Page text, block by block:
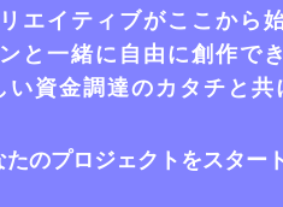
エイティブがここから
と一緒に自由に創作で
い資金調達のカタチと共
たのプロジェクトをスター